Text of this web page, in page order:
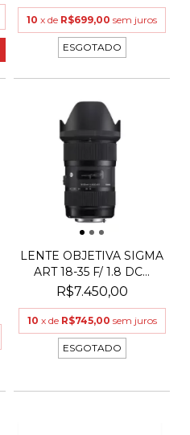
10 x de R$699,00 sem juros
ESGOTADO
LENTE OBJETIVA SIGMA
ART 18-35 F/ 1.8 DC...
R$7.450,00
10 x de R$745,00 sem juros
ESGOTADO